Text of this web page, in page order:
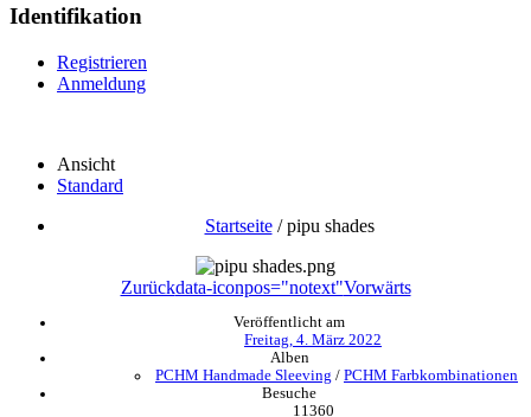
Identifikation
Registrieren
Anmeldung
Ansicht
Standard
Startseite/pipu shades
Zurückdata-iconpos="notext"Vorwärts
Veröffentlicht am
Freitag, 4. März 2022
Alben
PCHM Handmade Sleeving / PCHM Farbkombinationen
Besuche
11360